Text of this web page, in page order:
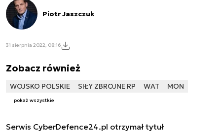
Piotr Jaszczuk
31 sierpnia 2022, 08:16
Zobacz również
WOJSKO POLSKIE SIŁY ZBROJNE RP WAT MON
pokaż wszystkie
Serwis CyberDefence24.pl otrzymał tytuł